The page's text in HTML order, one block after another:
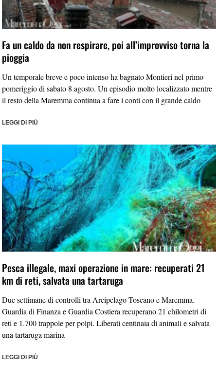
Fa un caldo da non respirare, poi all’improvviso torna la
pioggia
Un temporale breve e poco intenso ha bagnato Montieri nel primo
pomeriggio di sabato 8 agosto. Un episodio molto localizzato mentre
il resto della Maremma continua a fare i conti con il grande caldo
LEGGI DI PIÙ
Pesca illegale, maxi operazione in mare: recuperati 21
km di reti, salvata una tartaruga
Due settimane di controlli tra Arcipelago Toscano e Maremma.
Guardia di Finanza e Guardia Costiera recuperano 21 chilometri di
reti e 1.700 trappole per polpi. Liberati centinaia di animali e salvata
una tartaruga marina
LEGGI DI PIÙ